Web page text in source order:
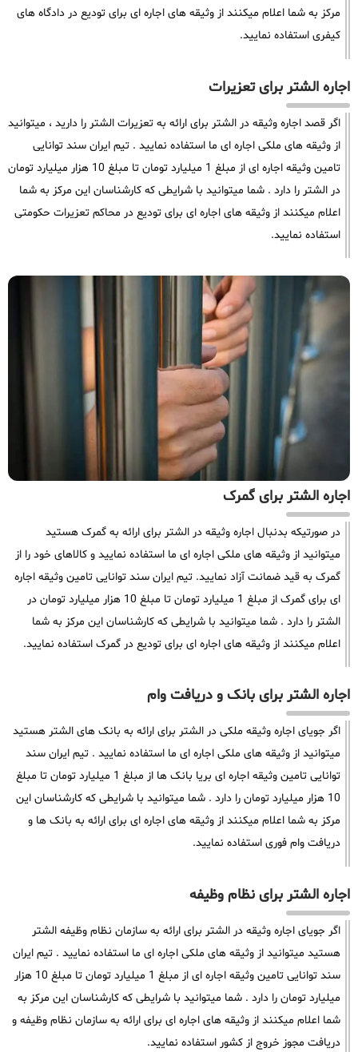
مرکز به شما اعلام میکنند از وثیقه های اجاره ای برای تودیع در دادگاه های
کیفری استفاده نمایید.
اجاره الشتر برای تعزیرات
اگر قصد اجاره وثیقه در الشتر برای ارائه به تعزیرات الشتر را دارید ، میتوانید
از وثیقه های ملکی اجاره ای ما استفاده نمایید . تیم ایران سند توانایی
تامین وثیقه اجاره ای از مبلغ 1 میلیارد تومان تا مبلغ 10 هزار میلیارد تومان
در الشتر را دارد . شما میتوانید با شرایطی که کارشناسان این مرکز به شما
اعلام میکنند از وثیقه های اجاره ای برای تودیع در محاکم تعزیرات حکومتی
استفاده نمایید.
اجاره الشتر برای گمرک
در صورتیکه بدنبال اجاره وثیقه در الشتر برای ارائه به گمرک هستید
میتوانید از وثیقه های ملکی اجاره ای ما استفاده نمایید و کالاهای خود را از
گمرک به قید ضمانت آزاد نمایید. تیم ایران سند توانایی تامین وثیقه اجاره
ای برای گمرک از مبلغ 1 میلیارد تومان تا مبلغ 10 هزار میلیارد تومان در
الشتر را دارد . شما میتوانید با شرایطی که کارشناسان این مرکز به شما
اعلام میکنند از وثیقه های اجاره ای برای تودیع در گمرک استفاده نمایید.
اجاره الشتر برای بانک و دریافت وام
اگر جویای اجاره وثیقه ملکی در الشتر برای ارائه به بانک های الشتر هستید
میتوانید از وثیقه های ملکی اجاره ای ما استفاده نمایید . تیم ایران سند
توانایی تامین وثیقه اجاره ای بریا بانک ها از مبلغ 1 میلیارد تومان تا مبلغ
10 هزار میلیارد تومان را دارد . شما میتوانید با شرایطی که کارشناسان این
مرکز به شما اعلام میکنند از وثیقه های اجاره ای برای ارائه به بانک ها و
دریافت وام فوری استفاده نمایید.
اجاره الشتر برای نظام وظیفه
اگر جویای اجاره وثیقه در الشتر برای ارائه به سازمان نظام وظیفه الشتر
هستید میتوانید از وثیقه های ملکی اجاره ای ما استفاده نمایید . تیم ایران
سند توانایی تامین وثیقه اجاره ای از مبلغ 1 میلیارد تومان تا مبلغ 10 هزار
میلیارد تومان را دارد . شما میتوانید با شرایطی که کارشناسان این مرکز به
شما اعلام میکنند از وثیقه های اجاره ای برای ارائه به سازمان نظام وظیفه و
دریافت مجوز خروج از کشور استفاده نمایید.